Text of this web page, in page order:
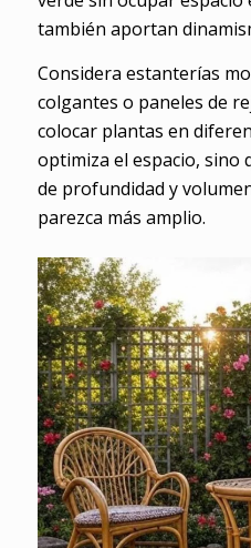
también aportan
Considera estanterías
colgantes o paneles de
colocar plantas en
optimiza el espacio, sino
de profundidad y
parezca más amplio.